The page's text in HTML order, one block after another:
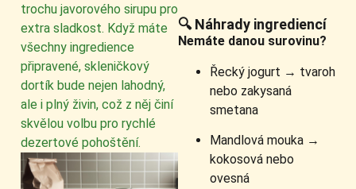
trochu javorového sirupu pro
extra sladkost. Když máte
všechny ingredience
připravené, skleničkový
dortík bude nejen lahodný,
ale i plný živin, což z něj činí
skvělou volbu pro rychlé
dezertové pohoštění.
🔍 Náhrady ingrediencí
Nemáte danou surovinu?
Řecký jogurt → tvaroh
nebo zakysaná
smetana
Mandlová mouka →
kokosová nebo
ovesná